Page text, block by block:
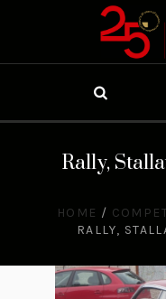
Rally,
HOME /
RALLY,